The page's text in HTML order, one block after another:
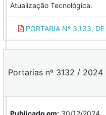
Atualização Tecnológica.
PORTARIA Nº 3.133,
Portarias nº 3132 / 2024